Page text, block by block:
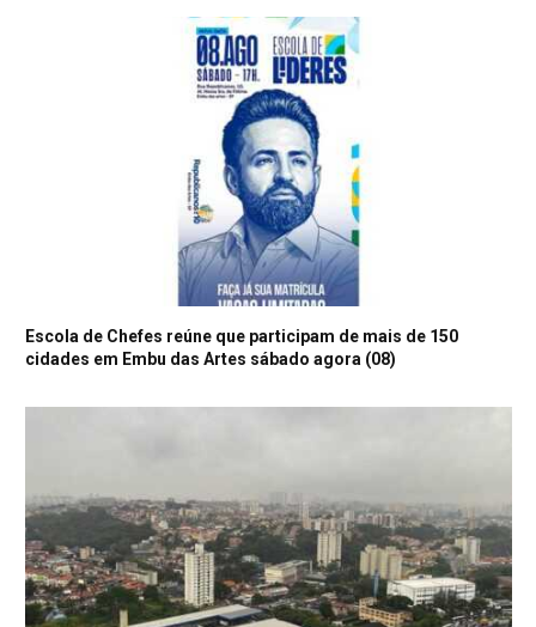
Escola de Chefes reúne que participam de mais de 150
cidades em Embu das Artes sábado agora (08)